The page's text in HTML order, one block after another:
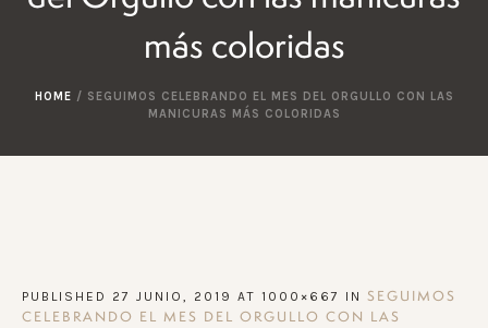
más coloridas
HOME / SEGUIMOS CELEBRANDO EL MES DEL ORGULLO CON LAS
MANICURAS MÁS COLORIDAS
PUBLISHED 27 JUNIO, 2019 AT 1000×667 IN SEGUIMOS
CELEBRANDO EL MES DEL ORGULLO CON LAS